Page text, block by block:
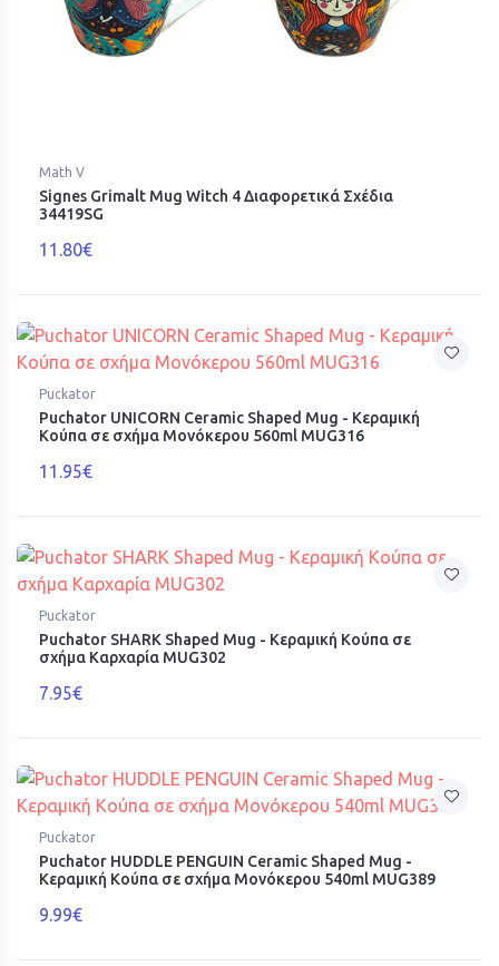
Math V
Signes Grimalt Mug Witch 4 Διαφορετικά Σχέδια
34419SG
11.80€
Puckator
Puchator UNICORN Ceramic Shaped Mug - Κεραμική
Κούπα σε σχήμα Μονόκερου 560ml MUG316
11.95€
Puckator
Puchator SHARK Shaped Mug - Κεραμική Κούπα σε
σχήμα Καρχαρία MUG302
7.95€
Puckator
Puchator HUDDLE PENGUIN Ceramic Shaped Mug -
Κεραμική Κούπα σε σχήμα Μονόκερου 540ml MUG389
9.99€